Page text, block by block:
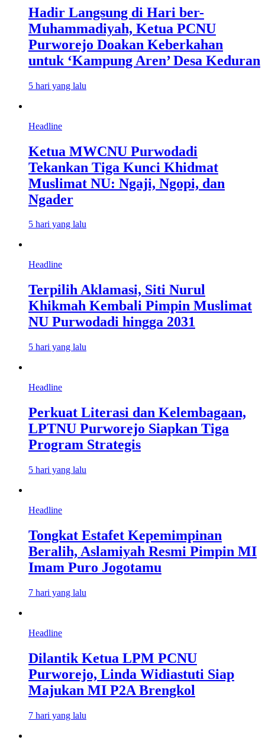
Hadir Langsung di Hari ber-
Muhammadiyah, Ketua PCNU
Purworejo Doakan Keberkahan
untuk ‘Kampung Aren’ Desa Keduran
5 hari yang lalu
Headline
Ketua MWCNU Purwodadi
Tekankan Tiga Kunci Khidmat
Muslimat NU: Ngaji, Ngopi, dan
Ngader
5 hari yang lalu
Headline
Terpilih Aklamasi, Siti Nurul
Khikmah Kembali Pimpin Muslimat
NU Purwodadi hingga 2031
5 hari yang lalu
Headline
Perkuat Literasi dan Kelembagaan,
LPTNU Purworejo Siapkan Tiga
Program Strategis
5 hari yang lalu
Headline
Tongkat Estafet Kepemimpinan
Beralih, Aslamiyah Resmi Pimpin MI
Imam Puro Jogotamu
7 hari yang lalu
Headline
Dilantik Ketua LPM PCNU
Purworejo, Linda Widiastuti Siap
Majukan MI P2A Brengkol
7 hari yang lalu